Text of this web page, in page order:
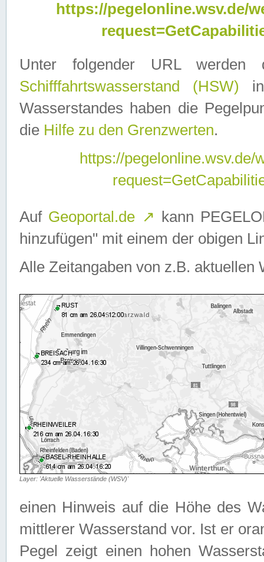
https://pegelonline.wsv.de/
Unter folgender URL
Schifffahrtswasserstand (HSW)
Wasserstandes haben die
die Hilfe zu den Grenzwerten.
https://
Auf Geoportal.de ↗ kann
hinzufügen" mit einem der obigen
Alle Zeitangaben von z.B. aktuellen
Layer: 'Aktuelle Wasserstände (WSV)'
einen Hinweis auf die Höhe des
mittlerer Wasserstand vor. Ist er
Pegel zeigt einen hohen